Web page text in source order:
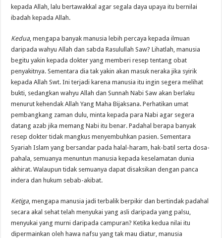
kepada Allah, lalu bertawakkal agar segala daya upaya itu bernilai
ibadah kepada Allah.
Kedua, mengapa banyak manusia lebih percaya kepada ilmuan
daripada wahyu Allah dan sabda Rasulullah Saw? Lihatlah, manusia
begitu yakin kepada dokter yang memberi resep tentang obat
penyakitnya. Sementara dia tak yakin akan masuk neraka jika syirik
kepada Allah Swt. Ini terjadi karena manusia itu ingin segera melihat
bukti, sedangkan wahyu Allah dan Sunnah Nabi Saw akan berlaku
menurut kehendak Allah Yang Maha Bijaksana. Perhatikan umat
pembangkang zaman dulu, minta kepada para Nabi agar segera
datang azab jika memang Nabi itu benar. Padahal berapa banyak
resep dokter tidak mangkus menyembuhkan pasien. Sementara
Syariah Islam yang bersandar pada halal-haram, hak-batil serta dosa-
pahala, semuanya menuntun manusia kepada keselamatan dunia
akhirat. Walaupun tidak semuanya dapat disaksikan dengan panca
indera dan hukum sebab-akibat.
Ketiga, mengapa manusia jadi terbalik berpikir dan bertindak padahal
secara akal sehat telah menyukai yang asli daripada yang palsu,
menyukai yang murni daripada campuran? Ketika kedua nilai itu
dipermainkan oleh hawa nafsu yang tak mau diatur, manusia